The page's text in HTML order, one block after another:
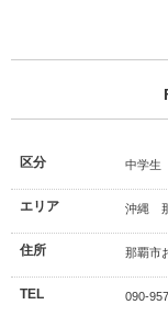
区分 中学生
エリア 沖縄
住所 那覇市
TEL 090-